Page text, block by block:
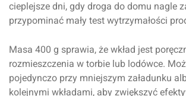
cieplejsze dni, gdy droga do domu nagle
przypominać mały test wytrzymałości
Masa 400 g sprawia, że wkład jest
rozmieszczenia w torbie lub lodówce.
pojedynczo przy mniejszym załadunku
kolejnymi wkładami, aby zwiększyć